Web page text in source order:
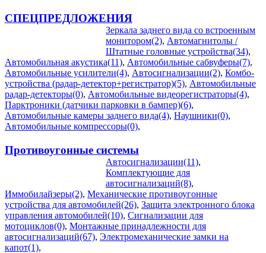
СПЕЦПРЕДЛОЖЕНИЯ
Зеркала заднего вида со встроенным
монитором(2), Автомагнитолы /
Штатные головные устройства(34),
Автомобильная акустика(11), Автомобильные сабвуферы(7),
Автомобильные усилители(4), Автосигнализации(2), Комбо-
устройства (радар-детектор+регистратор)(5), Автомобильные
радар-детекторы(0), Автомобильные видеорегистраторы(4),
Парктроники (датчики парковки в бампер)(6),
Автомобильные камеры заднего вида(4), Наушники(0),
Автомобильные компрессоры(0),
Противоугонные системы
Автосигнализации(11),
Комплектующие для
автосигнализаций(8),
Иммобилайзеры(2), Механические противоугонные
устройства для автомобилей(26), Защита электронного блока
управления автомобилей(10), Сигнализации для
мотоциклов(0), Монтажные принадлежности для
автосигнализаций(67), Электромеханические замки на
капот(1),